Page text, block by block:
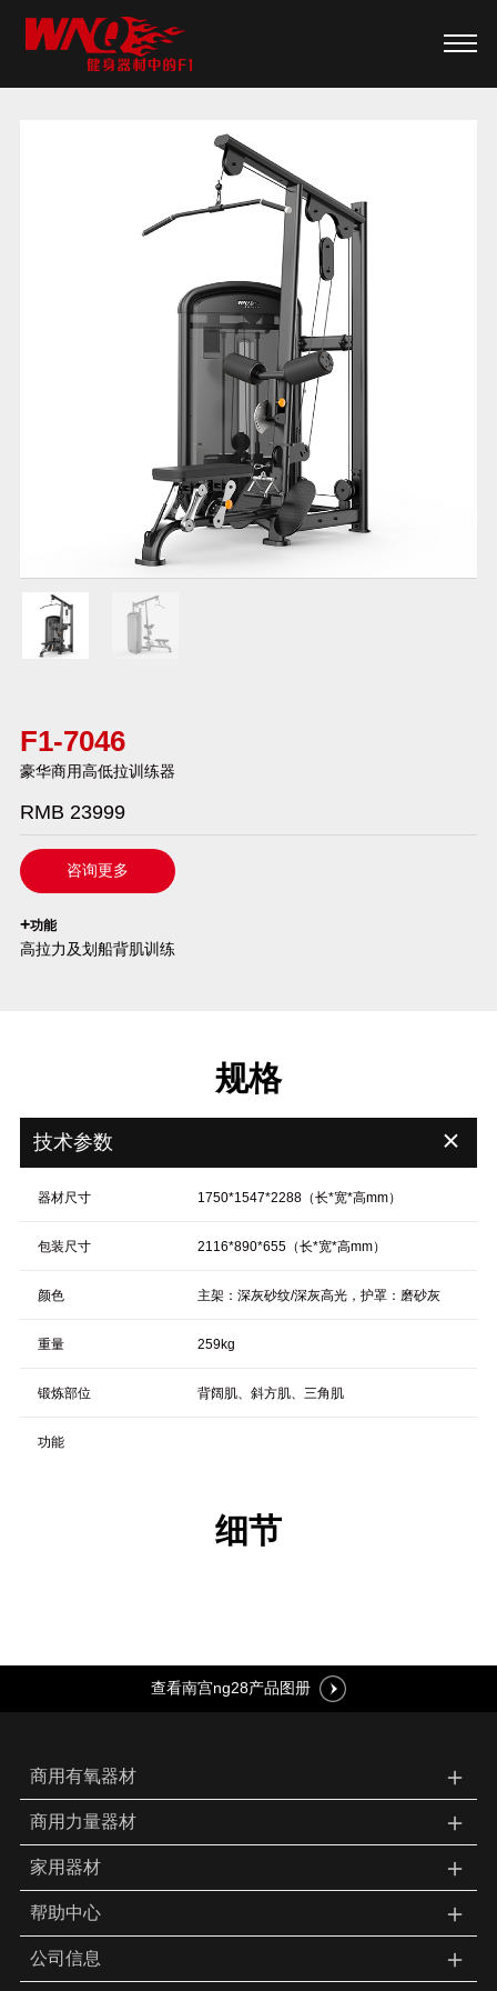
F1-7046
豪华商用高低拉训练器
RMB 23999
咨询更多
`
+功能
高拉力及划船背肌训练
规格
技术参数 ＋
器材尺寸 1750*1547*2288（长*宽*高mm）
包装尺寸 2116*890*655（长*宽*高mm）
颜色 主架：深灰砂纹/深灰高光，护罩：磨砂灰
重量 259kg
锻炼部位 背阔肌、斜方肌、三角肌
功能
细节
查看南宫ng28产品图册
商用有氧器材 ＋
商用力量器材 ＋
家用器材 ＋
帮助中心 ＋
公司信息
＋